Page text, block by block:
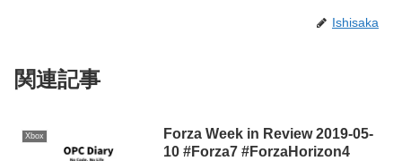
Ishisaka
関連記事
Xbox
Forza Week in Review 2019-05-
10 #Forza7 #ForzaHorizon4